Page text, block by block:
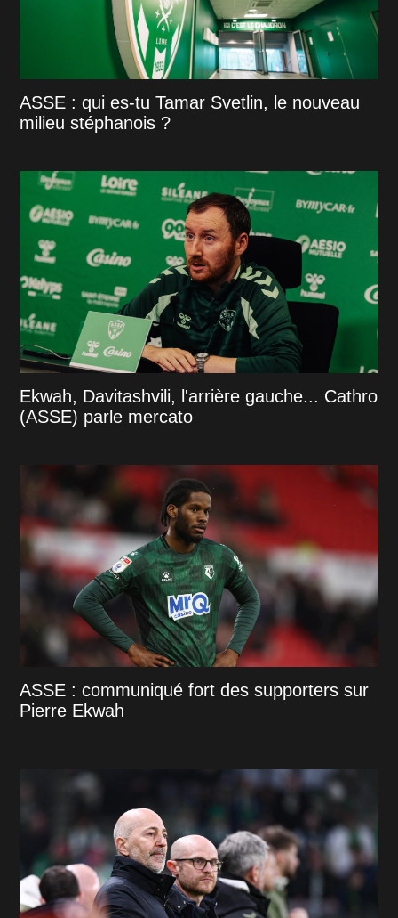
ASSE : qui es-tu Tamar Svetlin, le nouveau
milieu stéphanois ?
Ekwah, Davitashvili, l'arrière gauche... Cathro
(ASSE) parle mercato
ASSE : communiqué fort des supporters sur
Pierre Ekwah